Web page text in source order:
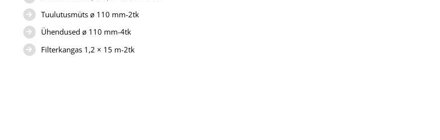
Tuulutusmüts ø 110 mm-2tk
Ühendused ø 110 mm-4tk
Filterkangas 1,2 × 15 m-2tk